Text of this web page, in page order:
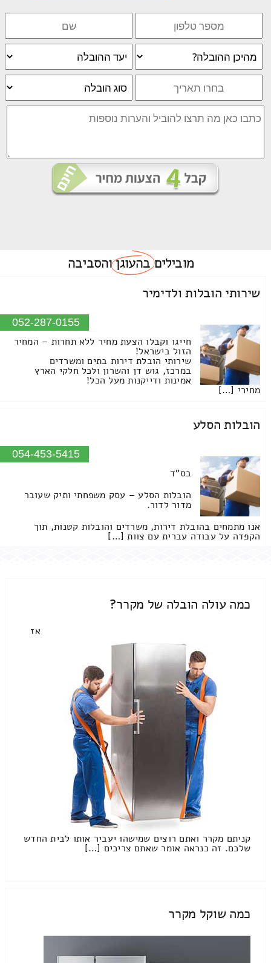
מוביליםבהעוגןוהסביבה
שירותי הובלות ולדימיר
052-287-0155
חייגו וקבלו הצעת מחיר ללא תחרות – המחיר
הזול בישראל!
שירותי הובלת דירות בתים ומשרדים
במרכז, גוש דן והשרון ולכל חלקי הארץ
אמינות ודייקנות מעל הכל!
מחירי […]
הובלות הסלע
054-453-5415
בס"ד
הובלות הסלע – עסק משפחתי ותיק שעובר
מדור לדור.
אנו מתמחים בהובלת דירות, משרדים והובלות קטנות, תוך
הקפדה על עבודה עברית עם צוות […]
כמה עולה הובלה של מקרר?
אז
קניתם מקרר ואתם רוצים שמישהו יעביר אותו לבית החדש
שלכם. זה כנראה אומר שאתם צריכים […]
כמה שוקל מקרר